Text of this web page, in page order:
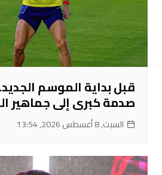
قبل بداية الموسم
صدمة كبرى إلى جماهير
السبت, 8 أغسطس 2026, 13:54